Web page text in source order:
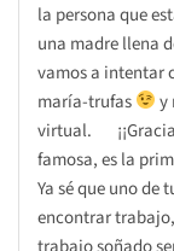
la persona que
una madre llena
vamos a intentar
maría-trufas
y
virtual.
famosa, es la
Ya sé que uno de
encontrar